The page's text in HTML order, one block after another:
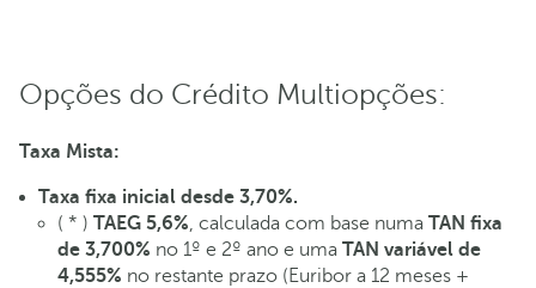
Opções do Crédito Multiopções:
Taxa Mista:
Taxa fixa inicial desde 3,70%.
( * ) TAEG 5,6%, calculada com base numa TAN fixa
de 3,700% no 1º e 2º ano e uma TAN variável de
4,555% no restante prazo (Euribor a 12 meses +